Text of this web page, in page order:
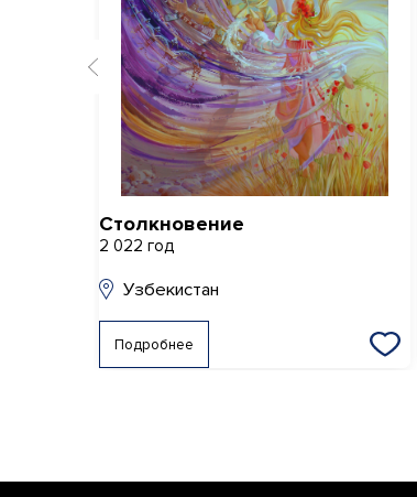
Столкновение
2 022 год
Узбекистан
Подробнее